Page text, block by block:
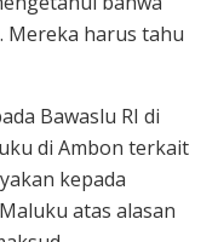
Mereka harus tahu
Bawaslu RI di
di Ambon terkait
kepada
atas alasan